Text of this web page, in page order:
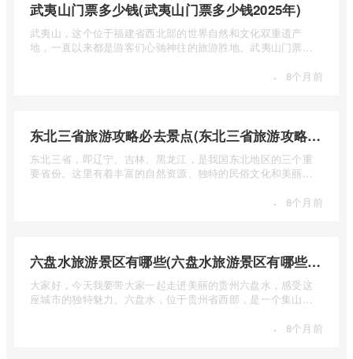
武夷山门票多少钱(武夷山门票多少钱2025年)
武夷山，这个位于福建省西北部的世界自然和文化双重遗产
地，一直以来都是游客们心驰神往的旅游胜地。武夷山门票多
· 8个月前
东北三省旅游攻略必去景点(东北三省旅游攻略必去景点视频介绍)
东北三省，即辽宁、吉林、黑龙江，是我国东北地区的三个重
要省份。这里有着丰富的自然资源、独特的民俗文化和美丽的
· 8个月前
六盘水旅游景区有哪些(六盘水旅游景区有哪些景点值得去)
大家好，今天我要带大家一起走进美丽的贵州六盘水，感受这
座城市的独特魅力。六盘水，位于贵州省西部，是一个集山水
· 8个月前